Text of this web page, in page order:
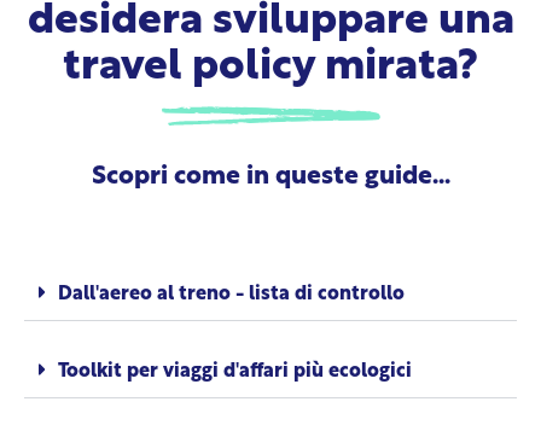
desidera sviluppare una
travel policy mirata?
Scopri come in queste guide...
Dall'aereo al treno - lista di controllo
Toolkit per viaggi d'affari più ecologici